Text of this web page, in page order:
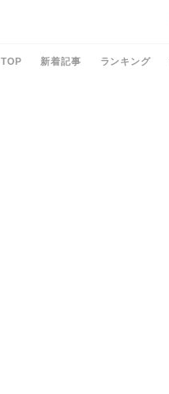
TOP 新着記事 ランキング